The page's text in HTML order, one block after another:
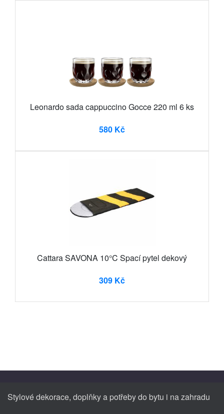
Leonardo sada cappuccino Gocce 220 ml 6 ks
580 Kč
Cattara SAVONA 10°C Spací pytel dekový
309 Kč
Stylové dekorace, doplňky a potřeby do bytu i na zahradu